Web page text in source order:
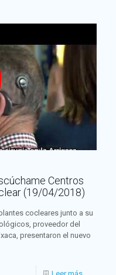
Centros
(19/04/2018)
cocleares junto a su
proveedor del
presentaron el nuevo